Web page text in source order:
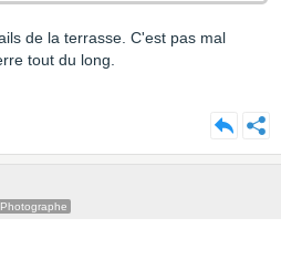
de la terrasse. C'est pas mal
tout du long.
Photographe